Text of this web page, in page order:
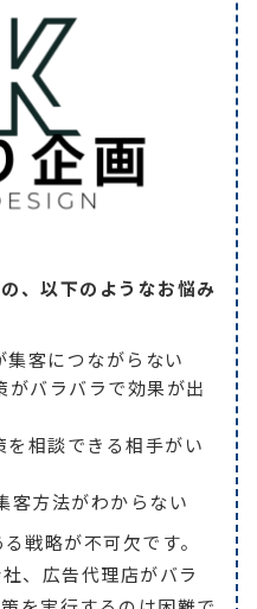
、以下のようなお悩み
客につながらない
がバラバラで効果が出
相談できる相手がい
客方法がわからない
戦略が不可欠です。
、広告代理店がバラ